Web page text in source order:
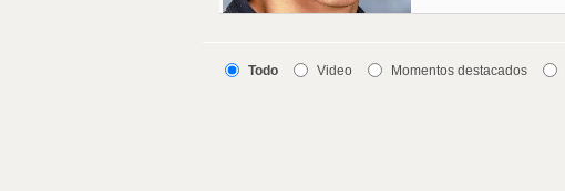
Todo Video Momentos destacados